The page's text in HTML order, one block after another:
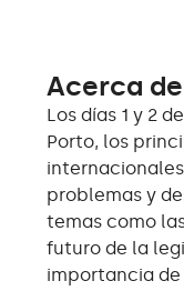
Acerca
Los días 1 y 2
Porto, los
problemas y
temas como
futuro de la
importancia